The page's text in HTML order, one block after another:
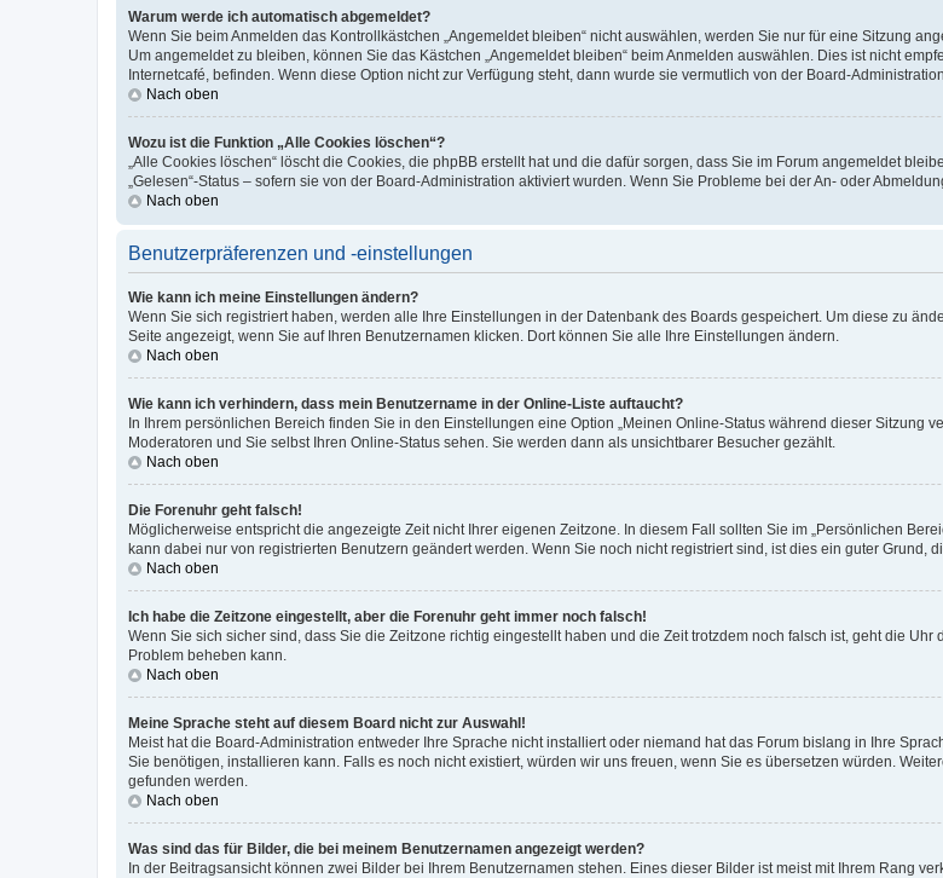
Warum werde ich automatisch abgemeldet?
Wenn Sie beim Anmelden das Kontrollkästchen „Angemeldet bleiben“ nicht auswählen, werden Sie nur für eine Sitzung
Um angemeldet zu bleiben, können Sie das Kästchen „Angemeldet bleiben“ beim Anmelden auswählen. Dies ist nicht
Internetcafé, befinden. Wenn diese Option nicht zur Verfügung steht, dann wurde sie vermutlich von der Board-
Nach oben
Wozu ist die Funktion „Alle Cookies löschen“?
„Alle Cookies löschen“ löscht die Cookies, die phpBB erstellt hat und die dafür sorgen, dass Sie im Forum angemeldet
„Gelesen“-Status – sofern sie von der Board-Administration aktiviert wurden. Wenn Sie Probleme bei der An- oder
Nach oben
Benutzerpräferenzen und -einstellungen
Wie kann ich meine Einstellungen ändern?
Wenn Sie sich registriert haben, werden alle Ihre Einstellungen in der Datenbank des Boards gespeichert. Um diese zu
Seite angezeigt, wenn Sie auf Ihren Benutzernamen klicken. Dort können Sie alle Ihre Einstellungen ändern.
Nach oben
Wie kann ich verhindern, dass mein Benutzername in der Online-Liste auftaucht?
In Ihrem persönlichen Bereich finden Sie in den Einstellungen eine Option „Meinen Online-Status während dieser Sitzung
Moderatoren und Sie selbst Ihren Online-Status sehen. Sie werden dann als unsichtbarer Besucher gezählt.
Nach oben
Die Forenuhr geht falsch!
Möglicherweise entspricht die angezeigte Zeit nicht Ihrer eigenen Zeitzone. In diesem Fall sollten Sie im „Persönlichen
kann dabei nur von registrierten Benutzern geändert werden. Wenn Sie noch nicht registriert sind, ist dies ein guter Grund,
Nach oben
Ich habe die Zeitzone eingestellt, aber die Forenuhr geht immer noch falsch!
Wenn Sie sich sicher sind, dass Sie die Zeitzone richtig eingestellt haben und die Zeit trotzdem noch falsch ist, geht die
Problem beheben kann.
Nach oben
Meine Sprache steht auf diesem Board nicht zur Auswahl!
Meist hat die Board-Administration entweder Ihre Sprache nicht installiert oder niemand hat das Forum bislang in Ihre
Sie benötigen, installieren kann. Falls es noch nicht existiert, würden wir uns freuen, wenn Sie es übersetzen würden.
gefunden werden.
Nach oben
Was sind das für Bilder, die bei meinem Benutzernamen angezeigt werden?
In der Beitragsansicht können zwei Bilder bei Ihrem Benutzernamen stehen. Eines dieser Bilder ist meist mit Ihrem Rang